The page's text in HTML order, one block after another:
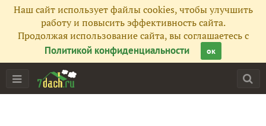
Наш сайт использует файлы cookies, чтобы улучшить
работу и повысить эффективность сайта.
Продолжая использование сайта, вы соглашаетесь с
Политикой конфиденциальности
ок